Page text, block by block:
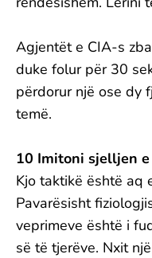
Agjentët e CIA-s
duke folur për 30
përdorur një ose dy
temë.
10 Imitoni sjelljen
Kjo taktikë është aq
Pavarësisht
veprimeve është i
së të tjerëve. Nxit